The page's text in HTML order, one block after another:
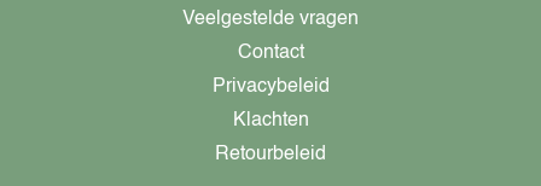
Veelgestelde vragen
Contact
Privacybeleid
Klachten
Retourbeleid